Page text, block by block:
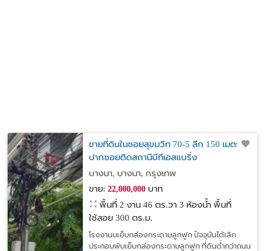
ขายที่ดินในซอยสุขมวิท 70-5 ลีก 150 เมตร
ปากซอยติดสถานีบีทีเอสแบริ่ง
บางนา, บางนา, กรุงเทพ
ขาย: 22,000,000บาท
พื้นที่ 2 งาน 46 ตร.วา 3 ห้องน้ำ พื้นที่
ใช้สอย 300 ตร.ม.
โรงงานบเย็บกล่องกระดาษลูกฟูก ปัจจุบันได้เลิก
ประกอบพับเย็บกล่องกระดาษลูกฟูก ที่ดินต่ำกว่าถนน